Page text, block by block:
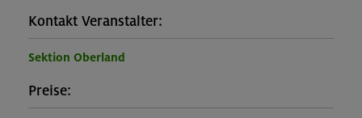
Kontakt Veranstalter:
Sektion Oberland
Preise: